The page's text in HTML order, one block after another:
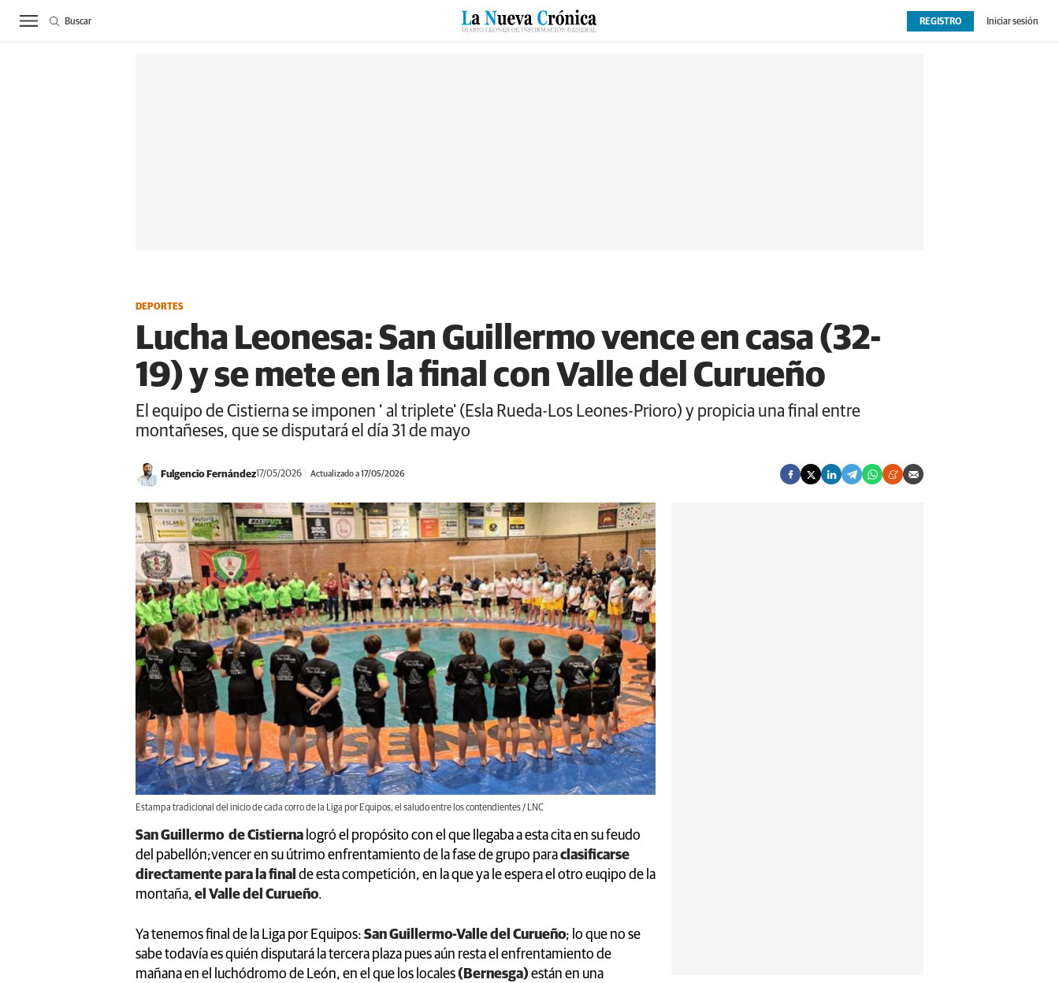
ACTUALIDAD BIERZO SUCESOS CULTURAS ESPECIALES DEPORTES OPINIÓN EXTRAS
REGISTRO Iniciar sesión
Buscar
DEPORTES
Lucha Leonesa: San Guillermo vence en casa (32-
19) y se mete en la final con Valle del Curueño
El equipo de Cistierna se imponen ‘ al triplete' (Esla Rueda-Los Leones-Prioro) y propicia una final entre
montañeses, que se disputará el día 31 de mayo
Fulgencio Fernández17/05/2026 Actualizado a 17/05/2026
Estampa tradicional del inicio de cada corro de la Liga por Equipos, el saludo entre los contendientes / LNC
San Guillermo de Cistierna logró el propósito con el que llegaba a esta cita en su feudo
del pabellón;vencer en su útrimo enfrentamiento de la fase de grupo paraclasificarse
directamente para la final de esta competición, en la que ya le espera el otro euqipo de la
montaña, el Valle del Curueño.
Ya tenemos final de la Liga por Equipos: San Guillermo-Valle del Curueño; lo que no se
sabe todavía es quién disputará la tercera plaza pues aún resta el enfrentamiento de
mañana en el luchódromo de León, en el que los locales(Bernesga)están en una